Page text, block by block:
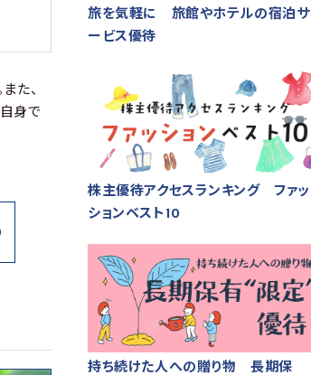
た、
身で
旅を気軽に 旅館やホテルの宿泊サ
ービス優待
株主優待アクセスランキング ファッ
ションベスト10
持ち続けた人への贈り物 長期保